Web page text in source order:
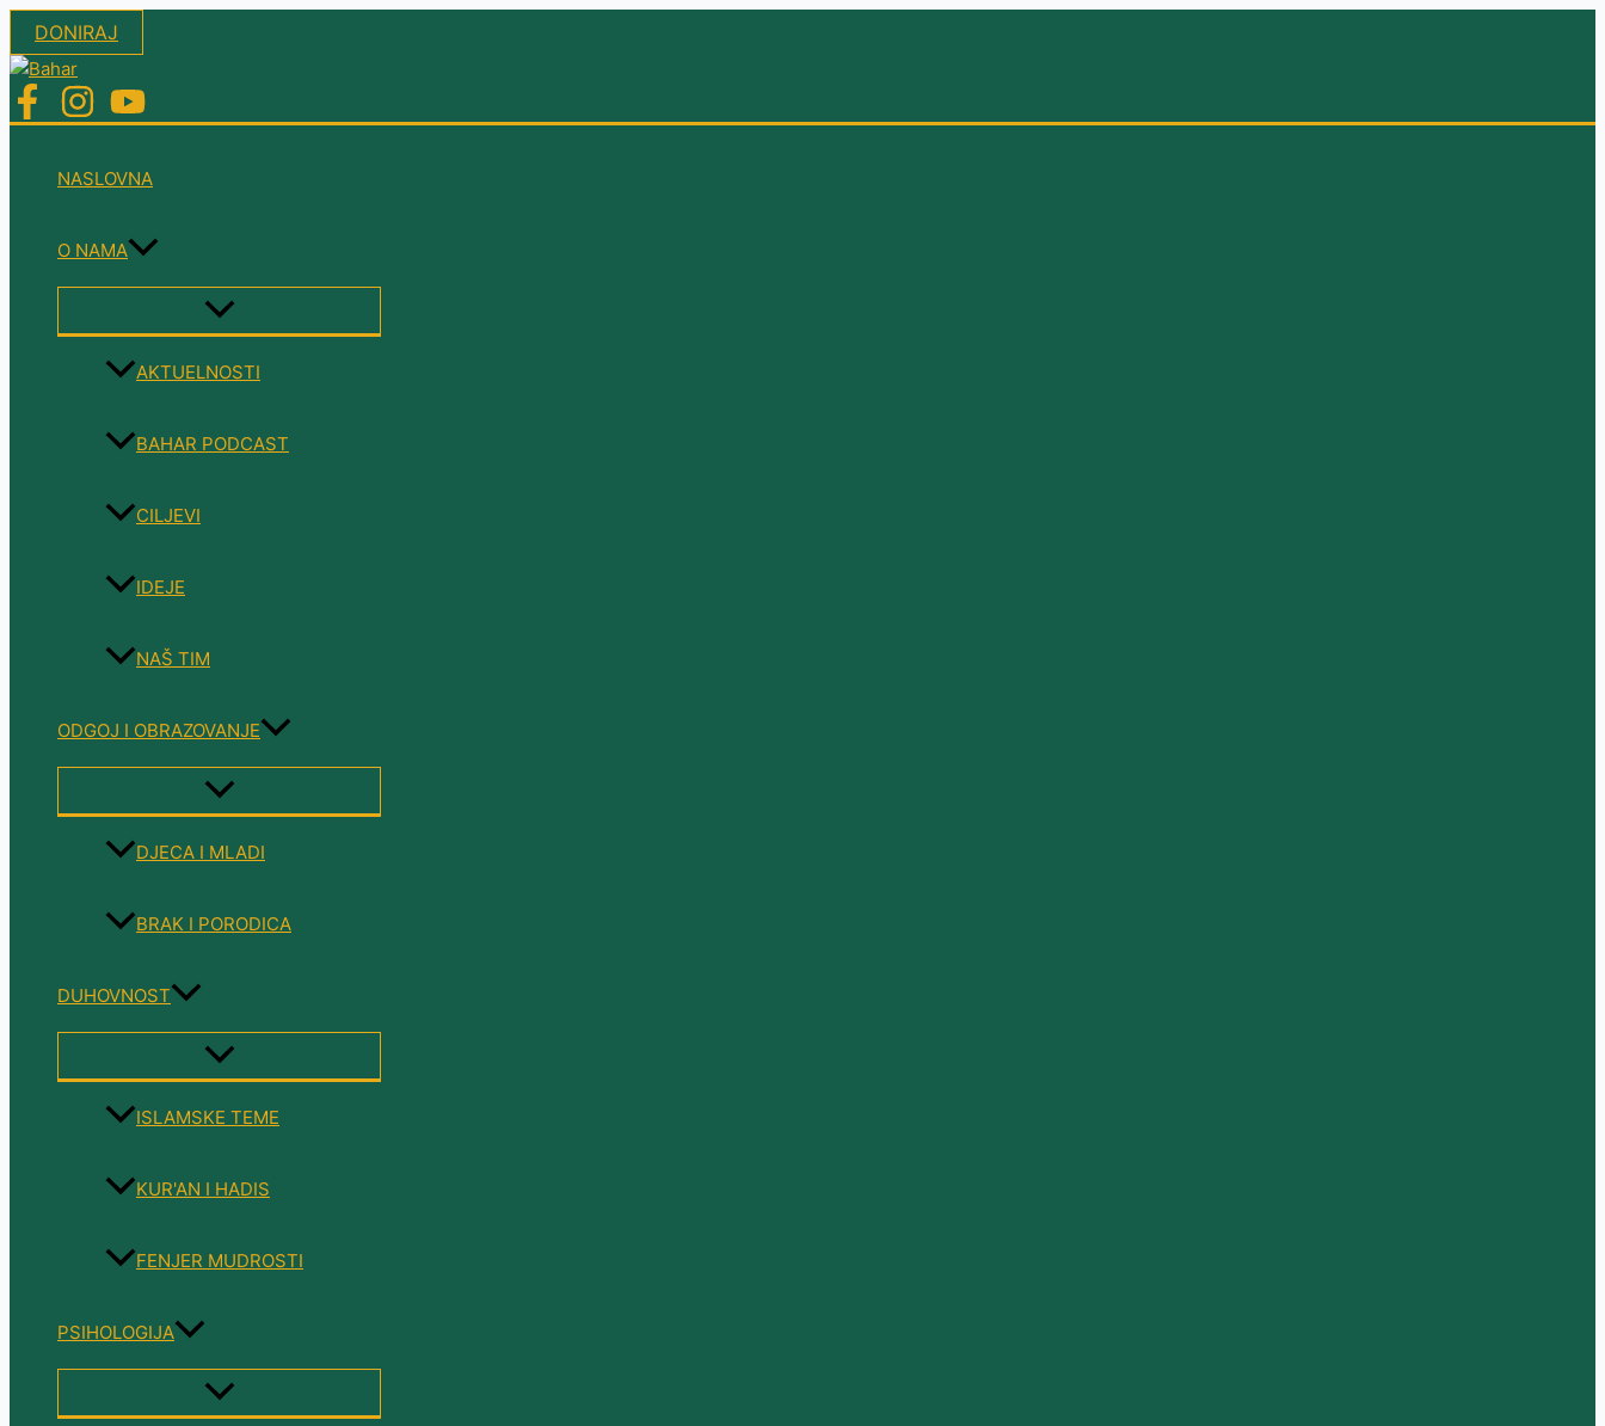
Skip
to
content
DONIRAJ
NASLOVNA
O NAMA
MENU
TOGGLE
AKTUELNOSTI
BAHAR PODCAST
CILJEVI
IDEJE
NAŠ TIM
ODGOJ I OBRAZOVANJE
MENU
TOGGLE
DJECA I MLADI
BRAK I PORODICA
DUHOVNOST
MENU
TOGGLE
ISLAMSKE TEME
KUR'AN I HADIS
FENJER MUDROSTI
PSIHOLOGIJA
MENU
TOGGLE